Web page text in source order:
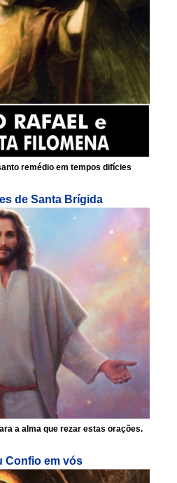
remédio em tempos difícies
de Santa Brígida
a alma que rezar estas orações.
Confio em vós